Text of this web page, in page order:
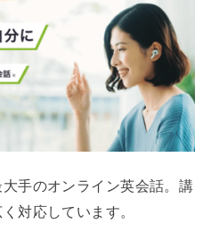
大手のオンライン英会話。講
対応しています。